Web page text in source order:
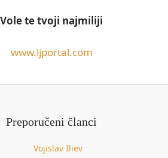
Vole te tvoji najmiliji
www.ljportal.com
Preporučeni članci
Vojislav Iliev